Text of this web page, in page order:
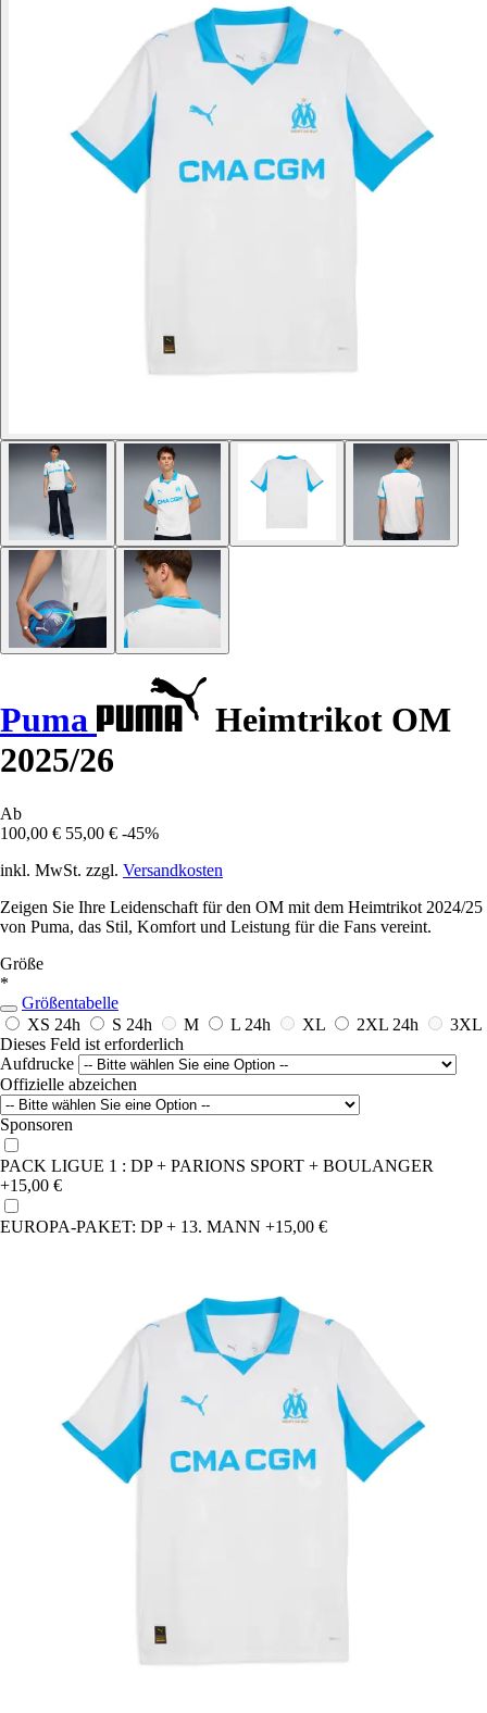
Puma
Heimtrikot OM
2025/26
Ab
100,00 € 55,00 € -45%
inkl. MwSt. zzgl. Versandkosten
Zeigen Sie Ihre Leidenschaft für den OM mit dem Heimtrikot 2024/25
von Puma, das Stil, Komfort und Leistung für die Fans vereint.
Größe
*
Größentabelle
XS 24h S 24h M L 24h XL 2XL 24h
3XL
Dieses Feld ist erforderlich
Aufdrucke
Offizielle abzeichen
Sponsoren
PACK LIGUE 1 : DP + PARIONS SPORT + BOULANGER
+15,00 €
EUROPA-PAKET: DP + 13. MANN +15,00 €